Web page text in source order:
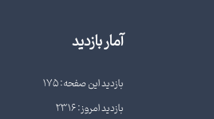
آمار بازدید
بازدید این صفحه: 175
بازدید امروز: 2316